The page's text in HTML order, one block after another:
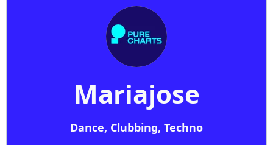
Mariajose
Dance, Clubbing, Techno